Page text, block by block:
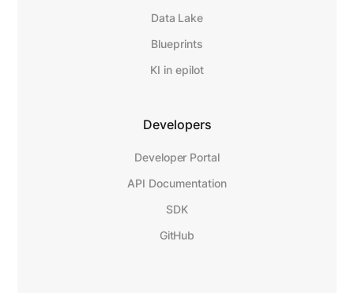
Data Lake
Blueprints
KI in epilot
Developers
Developer Portal
API Documentation
SDK
GitHub